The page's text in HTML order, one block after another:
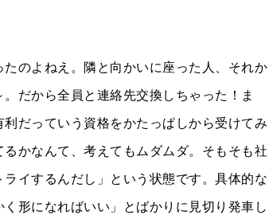
たのよねえ。隣と向かいに座った人、それか
だから全員と連絡先交換しちゃった！ま
だっていう資格をかたっぱしから受けてみ
かなんて、考えてもムダムダ。そもそも社
イするんだし」という状態です。具体的な
形になればいい」とばかりに見切り発車し